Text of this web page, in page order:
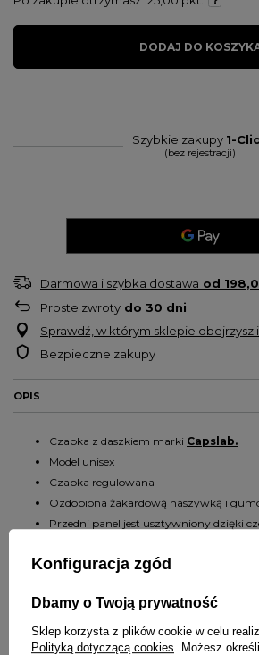
DODAJ DO
Szybkie zakupy 1-
(bez rejestracji)
Darmowa i szybka dostawa od
Proste zwroty do 30 dni
Sprawdź, w którym sklepie obejrzysz
Bezpieczne zakupy
OPIS
Czapka z daszkiem marki Capslab.
Model unisex
Czapka regulowana
Ozdobiona żakardową naszywką i
Przedni panel jest usztywniony dzięki
Otwory wentylacyjne na górze
SZCZEGÓŁY PRODUKTU
Konfiguracja zgód
Dbamy o Twoją prywatność
Sklep korzysta z plików cookie w celu
Polityką dotyczącą cookies . Możesz